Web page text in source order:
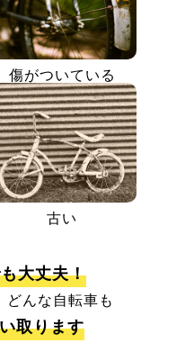
傷がついている
古い
大丈夫！
どんな自転車も
取ります